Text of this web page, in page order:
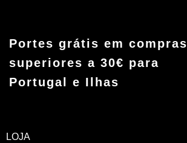
Portes grátis em compras
superiores a 30€ para
Portugal e Ilhas
LOJA